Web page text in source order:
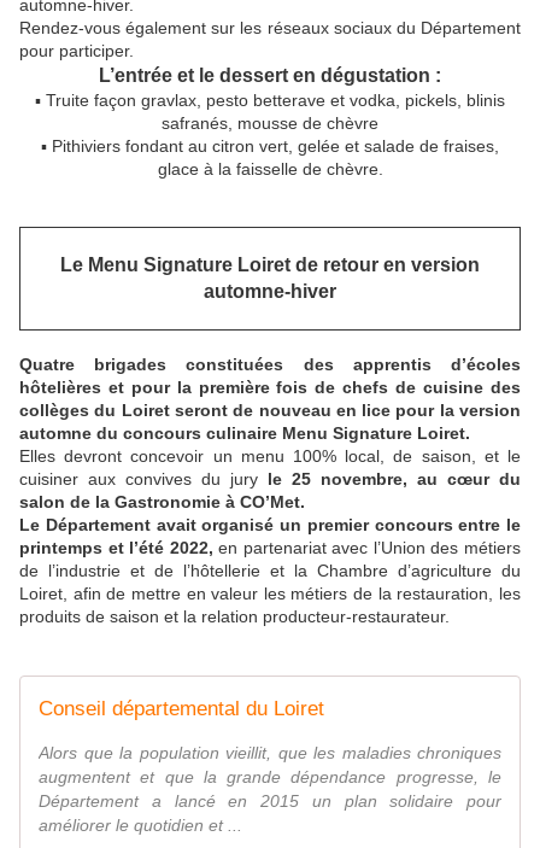
automne-hiver.
Rendez-vous également sur les réseaux sociaux du Département
pour participer.
L’entrée et le dessert en dégustation :
▪ Truite façon gravlax, pesto betterave et vodka, pickels, blinis
safranés, mousse de chèvre
▪ Pithiviers fondant au citron vert, gelée et salade de fraises,
glace à la faisselle de chèvre.
Le Menu Signature Loiret de retour en version
automne-hiver
Quatre brigades constituées des apprentis d’écoles
hôtelières et pour la première fois de chefs de cuisine des
collèges du Loiret seront de nouveau en lice pour la version
automne du concours culinaire Menu Signature Loiret.
Elles devront concevoir un menu 100% local, de saison, et le
cuisiner aux convives du jury le 25 novembre, au cœur du
salon de la Gastronomie à CO’Met.
Le Département avait organisé un premier concours entre le
printemps et l’été 2022, en partenariat avec l’Union des métiers
de l’industrie et de l’hôtellerie et la Chambre d’agriculture du
Loiret, afin de mettre en valeur les métiers de la restauration, les
produits de saison et la relation producteur-restaurateur.
Conseil départemental du Loiret
Alors que la population vieillit, que les maladies chroniques
augmentent et que la grande dépendance progresse, le
Département a lancé en 2015 un plan solidaire pour
améliorer le quotidien et ...